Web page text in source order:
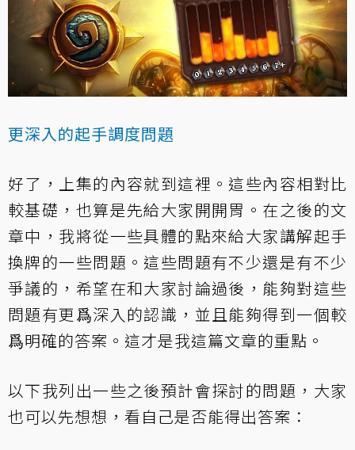
更深入的起手調度問題
好了，上集的內容就到這裡。這些內容相對比
較基礎，也算是先給大家開開胃。在之後的文
章中，我將從一些具體的點來給大家講解起手
換牌的一些問題。這些問題有不少還是有不少
爭議的，希望在和大家討論過後，能夠對這些
問題有更爲深入的認識，並且能夠得到一個較
爲明確的答案。這才是我這篇文章的重點。
以下我列出一些之後預計會探討的問題，大家
也可以先想想，看自己是否能得出答案：